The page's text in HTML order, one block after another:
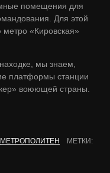
помещения для
Для этой
«Кировская»
мы знаем,
платформы станции
воюющей страны.
МЕТРОПОЛИТЕН
МЕТКИ: